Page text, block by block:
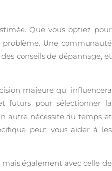
Que vous optiez pour
problème. Une communauté
conseils de dépannage, et
majeure qui influencera
futurs pour sélectionner la
autre nécessite du temps et
peut vous aider à les
également avec celle de